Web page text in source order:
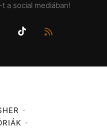
a social mediában!